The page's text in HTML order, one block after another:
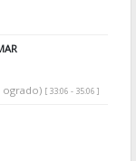
ogrado) [ 33:06 - 35:06 ]